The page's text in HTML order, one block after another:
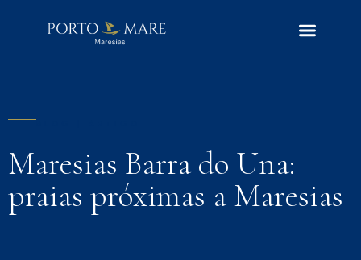
Maresias Barra do Una:
praias próximas a Maresias